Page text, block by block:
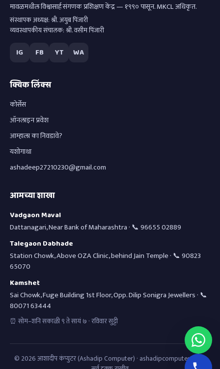
मावळमधील विश्वासार्ह संगणक प्रशिक्षण केंद्र — १९९० पासून. MKCL अधिकृत.
संस्थापक अध्यक्ष: श्री. अयुब पिंजारी
व्यवस्थापकीय संचालक: श्री. वसीम पिंजारी
IG FB YT WA
क्विक लिंक्स
कोर्सेस
ऑनलाइन प्रवेश
आम्हाला का निवडावे?
यशोगाथा
ashadeep27210230@gmail.com
आमच्या शाखा
Vadgaon Maval
Dattanagari, Near Bank of Maharashtra · 📞 96655 02889
Talegaon Dabhade
Station Chowk, Above OZA Clinic, behind Jain Temple · 📞 90823
65070
Kamshet
Sai Chowk, Fuge Building 1st Floor, Opp. Dilip Sonigra Jewellers · 📞
80071 63444
⏰ सोम–शनि सकाळी ९ ते सायं ७ · रविवार सुट्टी
© 2026आशादीप कंप्युटर (Ashadip Computer) · ashadipcomputer.com ·